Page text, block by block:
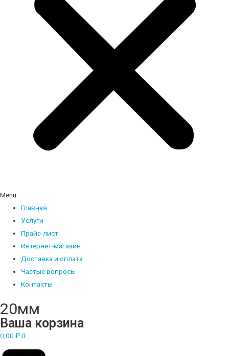
Menu
Главная
Услуги
Прайс-лист
Интернет-магазин
Доставка и оплата
Частые вопросы
Контакты
20мм
Ваша корзина
0,00 ₽0